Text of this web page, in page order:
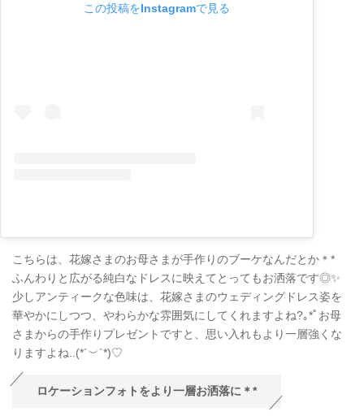
この投稿をInstagramで見る
こちらは、花嫁さまのお母さまが手作りのブーケなんだとか＊ *
ふんわりと広がる純白なドレスに映えてとってもお洒落です◎✨
少しアンティークな色味は、花嫁さまのウェディングドレス姿を
華やかにしつつ、やわらかな雰囲気にしてくれますよね?｡*ﾟお母
さまからの手作りプレゼントですと、思い入れもより一層強くな
りますよね.. (*´︶`*)♡
ロケーションフォトをより一層お洒落に＊ *